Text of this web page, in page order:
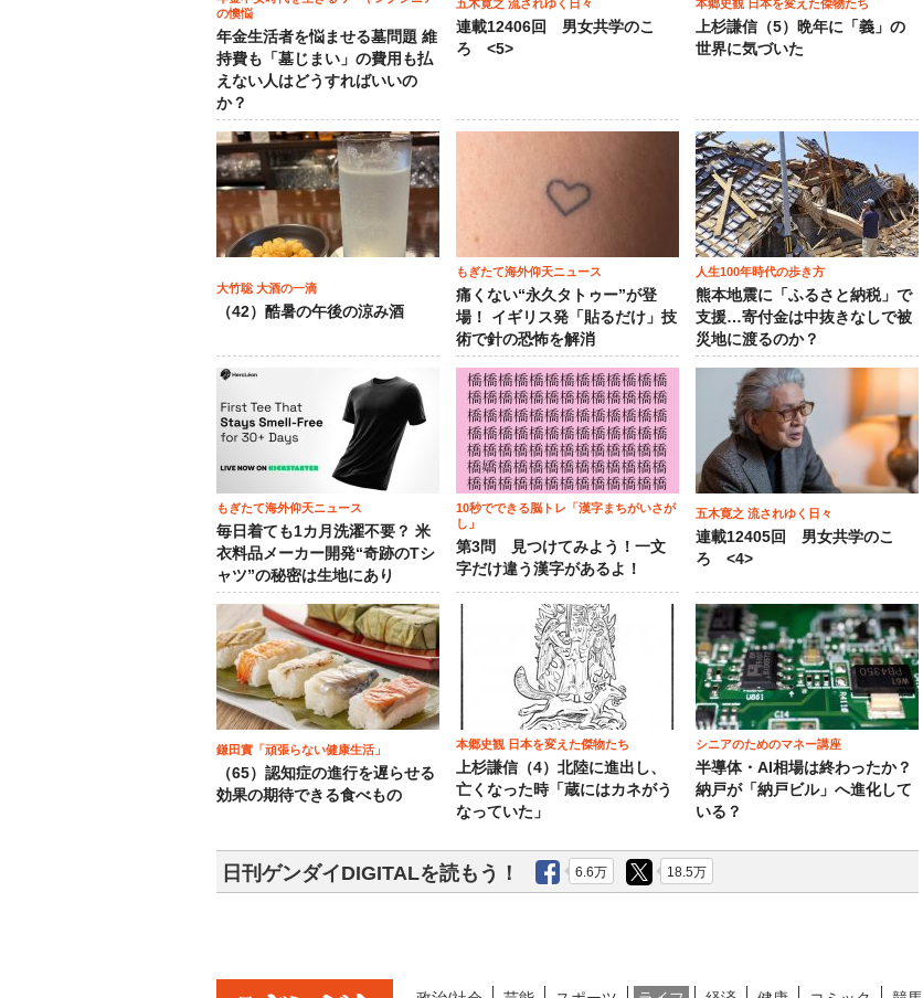
の懊悩
年金生活者を悩ませる墓問題 維
持費も「墓じまい」の費用も払
えない人はどうすればいいの
か？
五木寛之 流されゆく日々
連載12406回 男女共学のこ
ろ <5>
本郷史観 日本を変えた傑物たち
上杉謙信（5）晩年に「義」の
世界に気づいた
大竹聡 大酒の一滴
（42）酷暑の午後の涼み酒
もぎたて海外仰天ニュース
痛くない“永久タトゥー”が登
場！ イギリス発「貼るだけ」技
術で針の恐怖を解消
人生100年時代の歩き方
熊本地震に「ふるさと納税」で
支援…寄付金は中抜きなしで被
災地に渡るのか？
もぎたて海外仰天ニュース
毎日着ても1カ月洗濯不要？ 米
衣料品メーカー開発“奇跡のTシ
ャツ”の秘密は生地にあり
10秒でできる脳トレ「漢字まちがいさが
し」
第3問 見つけてみよう！一文
字だけ違う漢字があるよ！
五木寛之 流されゆく日々
連載12405回 男女共学のこ
ろ <4>
鎌田實「頑張らない健康生活」
（65）認知症の進行を遅らせる
効果の期待できる食べもの
本郷史観 日本を変えた傑物たち
上杉謙信（4）北陸に進出し、
亡くなった時「蔵にはカネがう
なっていた」
シニアのためのマネー講座
半導体・AI相場は終わったか？
納戸が「納戸ビル」へ進化して
いる？
日刊ゲンダイDIGITALを読もう！ 6.6万 18.5万